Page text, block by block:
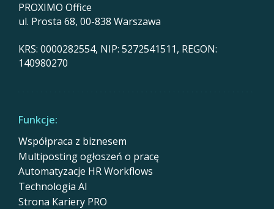
PROXIMO Office
ul. Prosta 68, 00-838 Warszawa
KRS: 0000282554, NIP: 5272541511, REGON:
140980270
Funkcje:
Współpraca z biznesem
Multiposting ogłoszeń o pracę
Automatyzacje HR Workflows
Technologia AI
Strona Kariery PRO